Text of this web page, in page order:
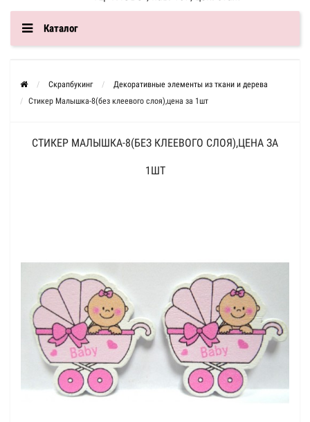
Каталог
Скрапбукинг
Декоративные элементы из ткани и дерева
Стикер Малышка-8(без клеевого слоя),цена за 1шт
СТИКЕР МАЛЫШКА-8(БЕЗ КЛЕЕВОГО СЛОЯ),ЦЕНА ЗА
1ШТ